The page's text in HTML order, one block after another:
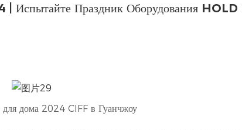
| Испытайте Праздник Оборудования
для дома 2024 CIFF в Гуанчжоу